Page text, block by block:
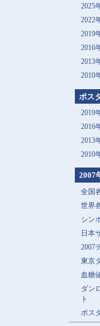
2025
2022
2019
2016
2013
2010
ポス
2019
2016
2013
2010
2007
全国
世界
シン
日本
2007
東京
血糖
ダン
ト
ポス